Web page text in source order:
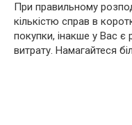
При правильному
кількістю справ в
покупки, інакше у Вас є
витрату. Намагайтеся